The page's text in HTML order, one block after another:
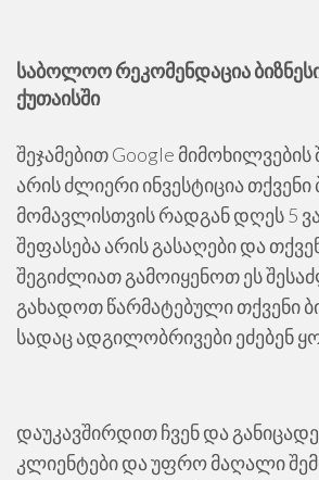
საბოლოო რეკომენდაცია
ქუთაისში
შეჯამებით Google მიმოხილვების
არის ძლიერი ინვესტიცია თქვენი
მომავლისთვის რადგან დღეს 5
შეფასება არის გასაღები და
შეგიძლიათ გამოიყენოთ ეს
გახადოთ წარმატებული თქვენი
სადაც ადგილობრივები ეძებენ
დაუკავშირდით ჩვენ და
კლიენტები და უფრო მაღალი